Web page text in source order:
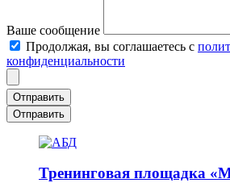
Ваше сообщение
Продолжая, вы соглашаетесь с
конфиденциальности
Отправить
Тренинговая площадка